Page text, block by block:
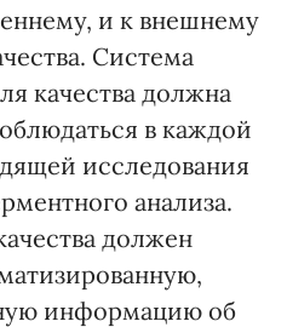
и к внешнему
Система
качества должна
в каждой
исследования
анализа.
должен
информацию об